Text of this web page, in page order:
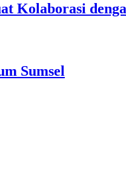
Kolaborasi
Sumsel